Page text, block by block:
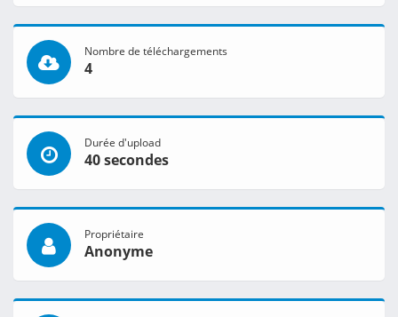
Nombre de téléchargements
4
Durée d'upload
40 secondes
Propriétaire
Anonyme